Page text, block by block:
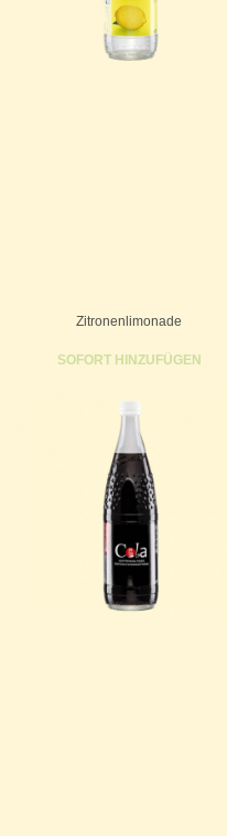
Zitronenlimonade
SOFORT HINZUFÜGEN